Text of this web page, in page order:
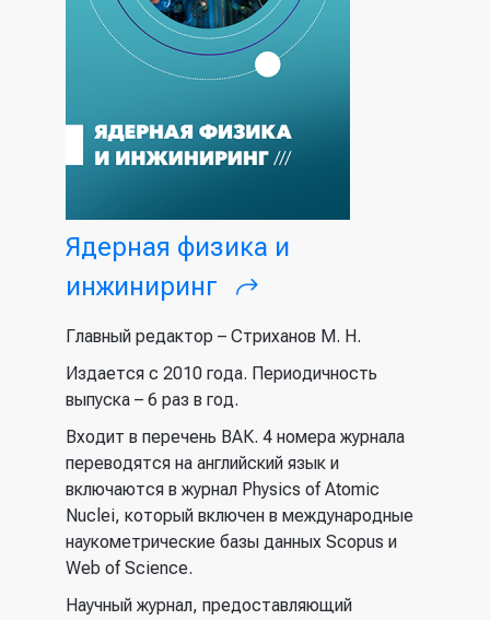
Ядерная физика и
инжиниринг
(внешняя
ссылка)
Главный редактор – Стриханов М. Н.
Издается с 2010 года. Периодичность
выпуска – 6 раз в год.
Входит в перечень ВАК. 4 номера журнала
переводятся на английский язык и
включаются в журнал Physics of Atomic
Nuclei, который включен в международные
наукометрические базы данных Scopus и
Web of Science.
Научный журнал, предоставляющий